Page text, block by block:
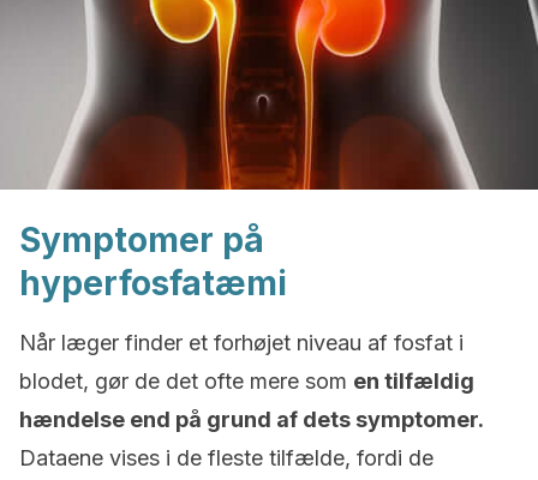
Symptomer på
hyperfosfatæmi
Når læger finder et forhøjet niveau af fosfat i
blodet, gør de det ofte mere som en tilfældig
hændelse end på grund af dets symptomer.
Dataene vises i de fleste tilfælde, fordi de